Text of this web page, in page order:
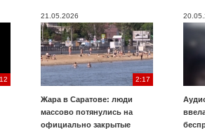
21.05.2026
2:17
Жара в Саратове: люди
массово потянулись на
официально закрытые